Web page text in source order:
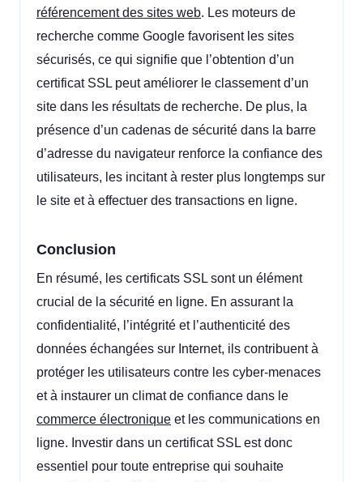
référencement des sites web. Les moteurs de
recherche comme Google favorisent les sites
sécurisés, ce qui signifie que l’obtention d’un
certificat SSL peut améliorer le classement d’un
site dans les résultats de recherche. De plus, la
présence d’un cadenas de sécurité dans la barre
d’adresse du navigateur renforce la confiance des
utilisateurs, les incitant à rester plus longtemps sur
le site et à effectuer des transactions en ligne.
Conclusion
En résumé, les certificats SSL sont un élément
crucial de la sécurité en ligne. En assurant la
confidentialité, l’intégrité et l’authenticité des
données échangées sur Internet, ils contribuent à
protéger les utilisateurs contre les cyber-menaces
et à instaurer un climat de confiance dans le
commerce électronique et les communications en
ligne. Investir dans un certificat SSL est donc
essentiel pour toute entreprise qui souhaite